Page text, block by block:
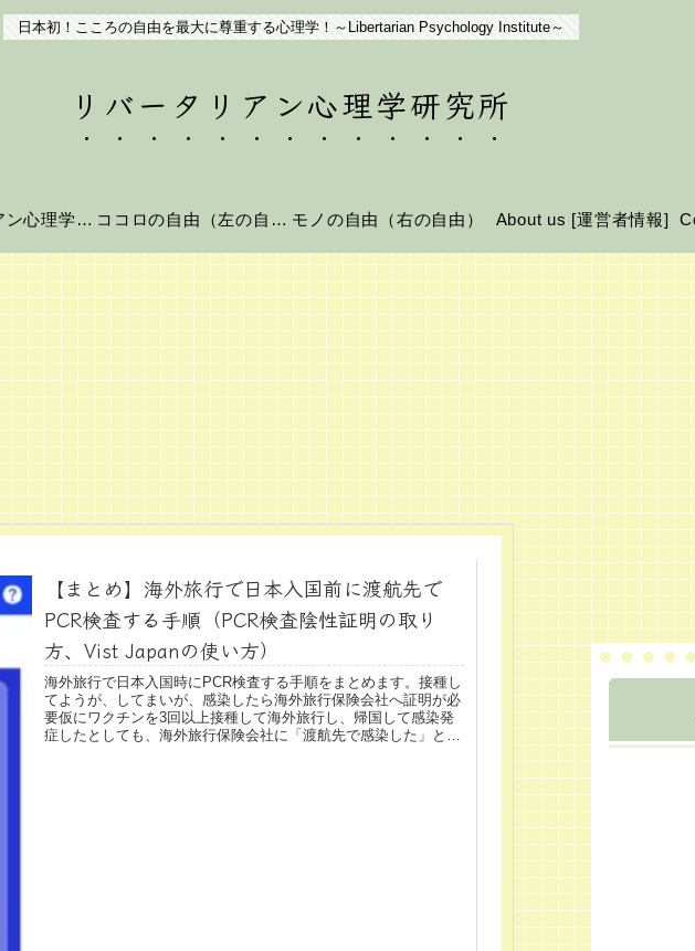
日本初！こころの自由を最大に尊重する心理学！～Libertarian Psychology Institute～
リバータリアン心理学研究所
リバータリアン心理学とは？ ココロの自由（左の自由） モノの自由（右の自由） About us [運営者情報]
【まとめ】海外旅行で日本入国前に渡航先で
PCR検査する手順（PCR検査陰性証明の取り
方、Vist Japanの使い方）
海外旅行で日本入国時にPCR検査する手順をまとめます。接種し
てようが、してまいが、感染したら海外旅行保険会社へ証明が必
要仮にワクチンを3回以上接種して海外旅行し、帰国して感染発
症したとしても、海外旅行保険会社に「渡航先で感染した」とい